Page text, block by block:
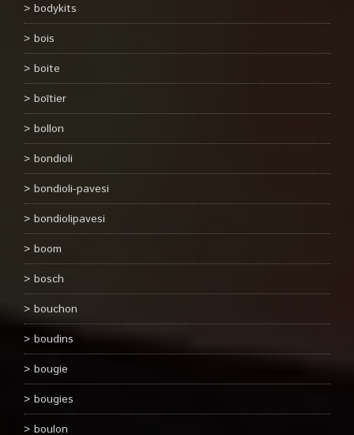
bodykits
bois
boite
boîtier
bollon
bondioli
bondioli-pavesi
bondiolipavesi
boom
bosch
bouchon
boudins
bougie
bougies
boulon